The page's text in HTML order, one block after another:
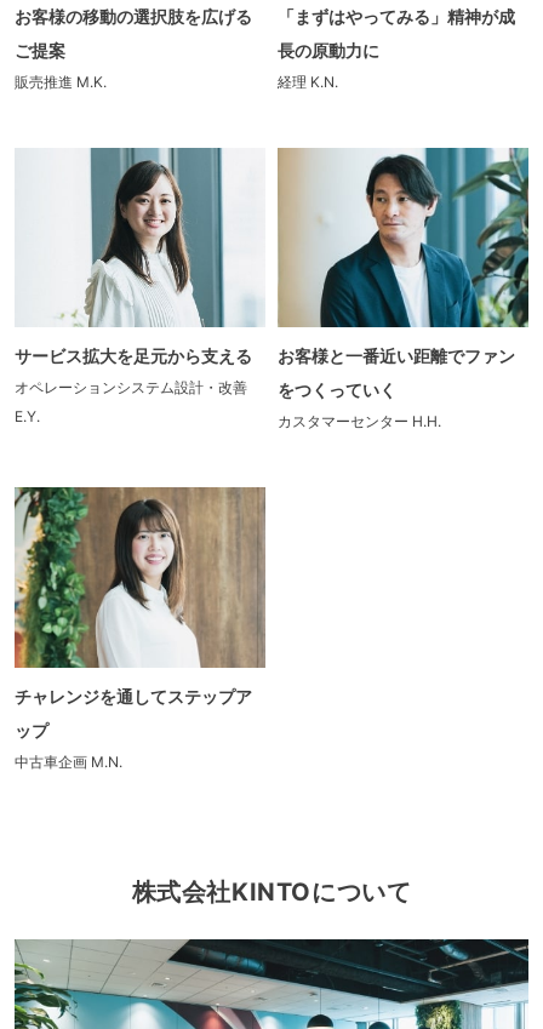
お客様の移動の選択肢を広げる
ご提案
販売推進 M.K.
「まずはやってみる」精神が成
長の原動力に
経理 K.N.
サービス拡大を足元から支える
オペレーションシステム設計・改善
E.Y.
お客様と一番近い距離でファン
をつくっていく
カスタマーセンター H.H.
チャレンジを通してステップア
ップ
中古車企画 M.N.
株式会社KINTOについて